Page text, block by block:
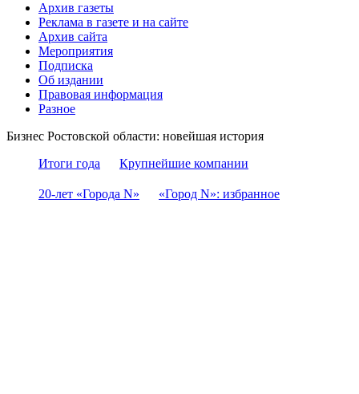
Архив газеты
Реклама в газете и на сайте
Архив сайта
Мероприятия
Подписка
Об издании
Правовая информация
Разное
Бизнес Ростовской области: новейшая история
Итоги года
Крупнейшие компании
20-лет «Города N» «Город N»: избранное